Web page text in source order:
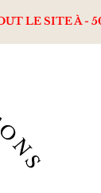
À - 50% +